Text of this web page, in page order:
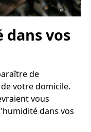
vos
de
votre domicile.
vous
dans vos